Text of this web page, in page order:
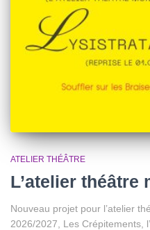
ATELIER THÉÂTRE
L’atelier théâtre
Nouveau projet pour l’atelier
2026/2027, Les Crépitements,